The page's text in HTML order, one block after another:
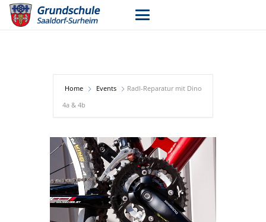
Home Events
Radl-Reparatur mit Dino
4a & 4b